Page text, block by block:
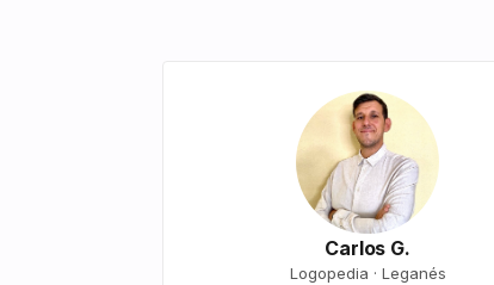
Carlos G.
Logopedia · Leganés